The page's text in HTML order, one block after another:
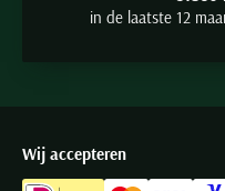
in de laatste 12
Wij accepteren